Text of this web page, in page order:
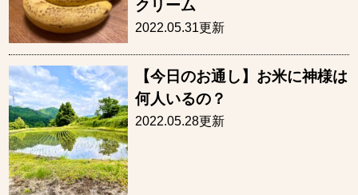
クリーム
2022.05.31更新
【今日のお通し】お米に神様は
何人いるの？
2022.05.28更新